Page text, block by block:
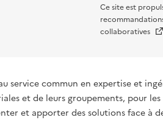
Ce site est
collaboratives
service commun en expertise et
et de leurs groupements, pour
et apporter des solutions face à